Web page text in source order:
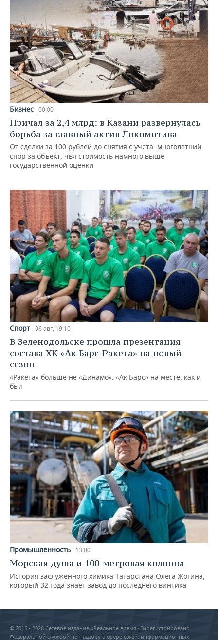
Бизнес 00:00
Причал за 2,4 млрд: в Казани развернулась
борьба за главный актив Локомотива
От сделки за 100 рублей до снятия с учета: многолетний
спор за объект, чья стоимость намного выше
государственной оценки
Спорт 06 авг, 19:10
В Зеленодольске прошла презентация
состава ХК «Ак Барс-Ракета» на новый
сезон
«Ракета» больше не «Динамо», «Ак Барс» на месте, как и
был
Промышленность 13:00
Морская душа и 100-метровая колонна
История заслуженного химика Татарстана Олега Жогина,
который 32 года знает завод до последнего винтика
© 2015 - 2026 Сетевое издание «Реальное время» Зарегистрировано
Федеральной службой по надзору в сфере связи, информационных